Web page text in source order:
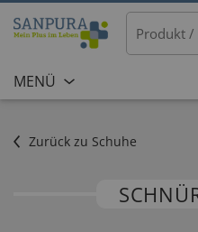
MENÜ
Zurück zu Schuhe